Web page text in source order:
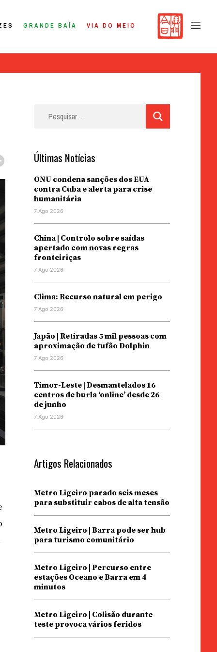
GRANDE BAÍA VIA DO MEIO
Últimas Notícias
ONU condena sanções dos EUA
contra Cuba e alerta para crise
humanitária
7 Ago 2026
China | Controlo sobre saídas
apertado com novas regras
fronteiriças
7 Ago 2026
Clima: Recurso natural em perigo
7 Ago 2026
Japão | Retiradas 5 mil pessoas com
aproximação de tufão Dolphin
7 Ago 2026
Timor-Leste | Desmantelados 16
centros de burla ‘online’ desde 26
de junho
7 Ago 2026
Artigos Relacionados
Metro Ligeiro parado seis meses
para substituir cabos de alta tensão
Metro Ligeiro | Barra pode ser hub
para turismo comunitário
Metro Ligeiro | Percurso entre
estações Oceano e Barra em 4
minutos
Metro Ligeiro | Colisão durante
teste provoca vários feridos